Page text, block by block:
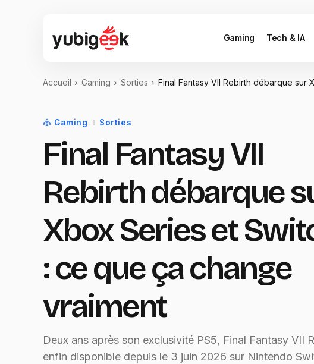
Gaming Tech & IA
Accueil Gaming Sorties Final Fantasy VII Rebirth débarque
Gaming Sorties
Final Fantasy VII
Rebirth débarque
Xbox Series et
: ce que ça change
vraiment
Deux ans après son exclusivité PS5, Final Fantasy VII
enfin disponible depuis le 3 juin 2026 sur Nintendo